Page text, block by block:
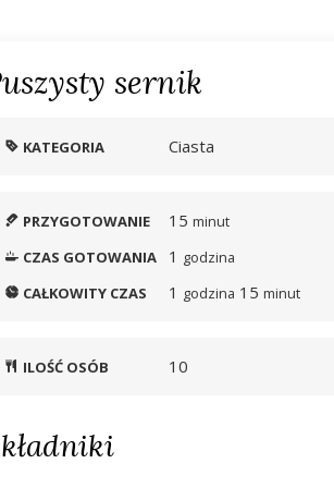
sernik
KATEGORIA Ciasta
PRZYGOTOWANIE 15 minut
CZAS GOTOWANIA
1 godzina
CAŁKOWITY CZAS
1 godzina 15 minut
ILOŚĆ OSÓB 10